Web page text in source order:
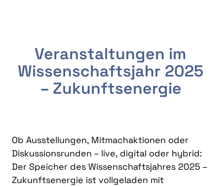
Veranstaltungen im
Wissenschaftsjahr 2025
– Zukunftsenergie
Ob Ausstellungen, Mitmachaktionen oder
Diskussionsrunden – live, digital oder hybrid:
Der Speicher des Wissenschaftsjahres 2025 –
Zukunftsenergie ist vollgeladen mit